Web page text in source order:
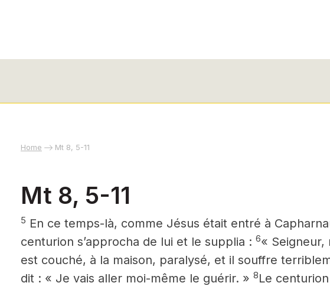
Home Mt 8, 5-11
Mt 8, 5-11
5 En ce temps-là, comme Jésus était entré à
centurion s’approcha de lui et le supplia : 6« Seigneur,
est couché, à la maison, paralysé, et il souffre
dit : « Je vais aller moi-même le guérir. » 8Le